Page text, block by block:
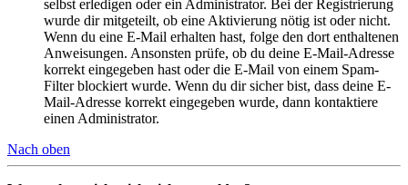
selbst erledigen oder ein Administrator. Bei der Registrierung
wurde dir mitgeteilt, ob eine Aktivierung nötig ist oder nicht.
Wenn du eine E-Mail erhalten hast, folge den dort enthaltenen
Anweisungen. Ansonsten prüfe, ob du deine E-Mail-Adresse
korrekt eingegeben hast oder die E-Mail von einem Spam-
Filter blockiert wurde. Wenn du dir sicher bist, dass deine E-
Mail-Adresse korrekt eingegeben wurde, dann kontaktiere
einen Administrator.
Nach oben